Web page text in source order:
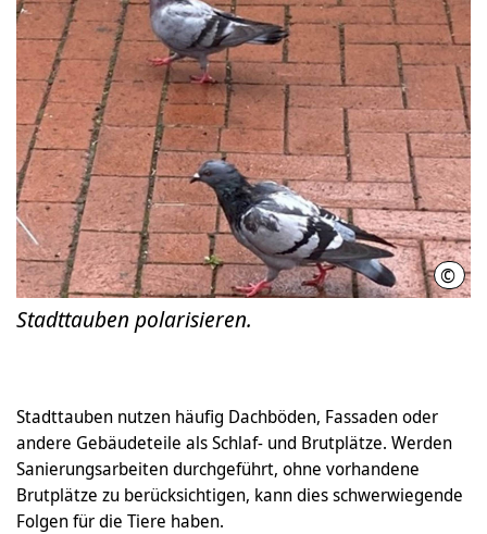
© LHH
Stadttauben polarisieren.
Stadttauben nutzen häufig Dachböden, Fassaden oder
andere Gebäudeteile als Schlaf- und Brutplätze. Werden
Sanierungsarbeiten durchgeführt, ohne vorhandene
Brutplätze zu berücksichtigen, kann dies schwerwiegende
Folgen für die Tiere haben.